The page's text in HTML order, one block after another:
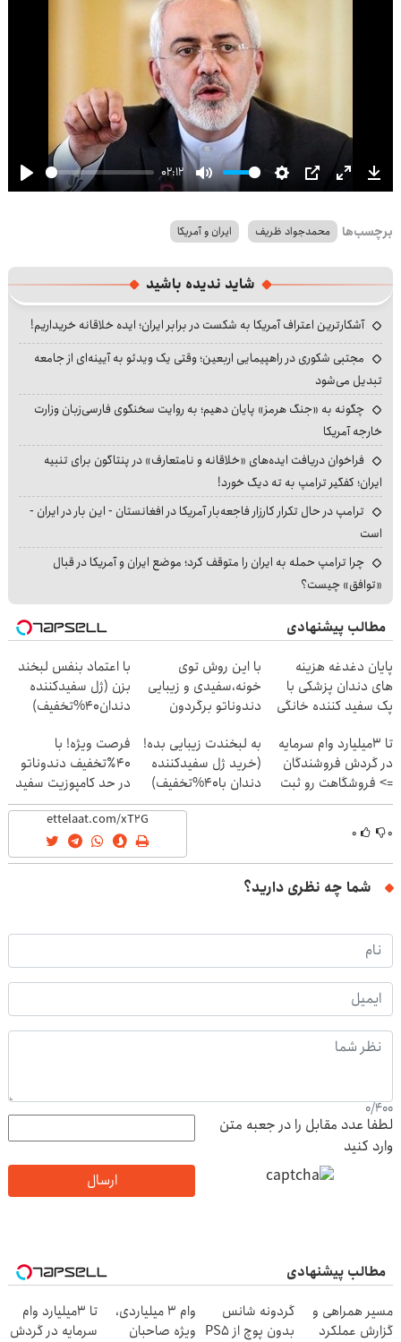
Play
02:12
Mute Settings
PIP Enter
برچسب‌ها محمدجواد ظریف ایران و آمریکا
شاید ندیده باشید
آشکارترین اعتراف آمریکا به شکست در برابر ایران؛ ایده خلاقانه خریداریم!
مجتبی شکوری در راهپیمایی اربعین؛ وقتی یک ویدئو به آیینه‌ای از جامعه
تبدیل می‌شود
چگونه به «جنگ هرمز» پایان دهیم؛ به روایت سخنگوی فارسی‌زبان وزارت
خارجه آمریکا
فراخوان دریافت ایده‌های «خلاقانه و نامتعارف» در پنتاگون برای تنبیه
ایران؛ کفگیر ترامپ به ته دیگ خورد!
ترامپ در حال تکرار کارزار فاجعه‌بار آمریکا در افغانستان - این بار در ایران -
است
چرا ترامپ حمله به ایران را متوقف کرد؛ موضع ایران و آمریکا در قبال
«توافق» چیست؟
مطالب پیشنهادی
پایان دغدغه هزینه
های دندان پزشکی با
پک سفید کننده خانگی
با این روش توی
خونه،سفیدی و زیبایی
دندوناتو برگردون
با اعتماد بنفس لبخند
بزن (ژل سفیدکننده
دندان40%تخفیف)
تا 3میلیارد وام سرمایه
در گردش فروشندگان
=> فروشگاهت رو ثبت
کن
به لبخندت زیبایی بده!
(خرید ژل سفیدکننده
دندان با40%تخفیف)
فرصت ویژه! با
40٪تخفیف دندوناتو
در حد کامپوزیت سفید
کن
۰ ۰
شما چه نظری دارید؟
0/400
لطفا عدد مقابل را در جعبه متن
وارد کنید
ارسال
مطالب پیشنهادی
مسیر همراهی و
گزارش عملکرد
گردونه شانس
بدون پوچ از PS5
وام ۳ میلیاردی،
ویژه صاحبان
تا 3میلیارد وام
سرمایه در گردش